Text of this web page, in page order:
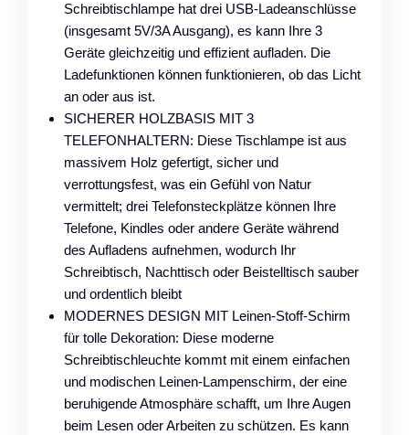
Schreibtischlampe hat drei USB-Ladeanschlüsse
(insgesamt 5V/3A Ausgang), es kann Ihre 3
Geräte gleichzeitig und effizient aufladen. Die
Ladefunktionen können funktionieren, ob das Licht
an oder aus ist.
SICHERER HOLZBASIS MIT 3
TELEFONHALTERN: Diese Tischlampe ist aus
massivem Holz gefertigt, sicher und
verrottungsfest, was ein Gefühl von Natur
vermittelt; drei Telefonsteckplätze können Ihre
Telefone, Kindles oder andere Geräte während
des Aufladens aufnehmen, wodurch Ihr
Schreibtisch, Nachttisch oder Beistelltisch sauber
und ordentlich bleibt
MODERNES DESIGN MIT Leinen-Stoff-Schirm
für tolle Dekoration: Diese moderne
Schreibtischleuchte kommt mit einem einfachen
und modischen Leinen-Lampenschirm, der eine
beruhigende Atmosphäre schafft, um Ihre Augen
beim Lesen oder Arbeiten zu schützen. Es kann